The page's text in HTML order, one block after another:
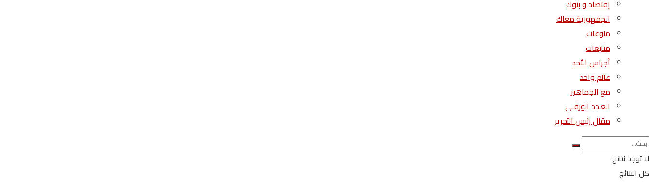
إقتصاد و بنوك
الجمهورية معاك
منوعات
متابعات
أجراس الأحد
عالم واحد
مع الجماهير
العـدد الورقـي
مقال رئيس التحرير
لا توجد نتائج
كل النتائج